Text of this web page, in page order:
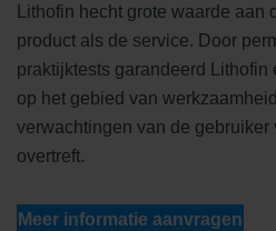
Lithofin hecht grote waarde
product als de service. Door
praktijktests garandeerd
op het gebied van
verwachtingen van de gebruiker
overtreft.
Meer informatie aanvragen